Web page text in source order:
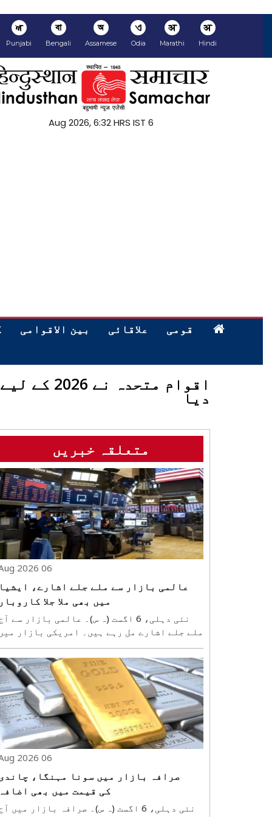
अ
Hindi
अ
Marathi
ଏ
Odia
অ
Assamese
বা
Bengali
ਅ
Punjabi
6 Aug 2026, 6:32 HRS IST
قومی علاقائی بین الاقوامی
دیا
متعلقہ خبریں
06 Aug 2026
عالمی بازار سے ملے جلے اشارے، ایشیا
میں بھی ملا جلا کاروبار
نئی دہلی، 6 اگست (ہ س)۔ عالمی بازار سے
ملے جلے اشارے مل رہے ہیں۔ امریکی بازار میں
رہا۔ وہیں ڈاو جونز فیوچرز آج فی
اضافے کے ساتھ کاروبار کرتا ہوا نظر آ
ہے۔ یورپی بازار بھی گزشتہ سیشن کے دوران
06 Aug 2026
صرافہ بازار میں سونا مہنگا،
کی قیمت میں بھی اضافہ
نئی دہلی، 6 اگست (ہ س)۔ صرافہ بازار میں